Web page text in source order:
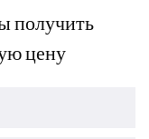
получить
цену